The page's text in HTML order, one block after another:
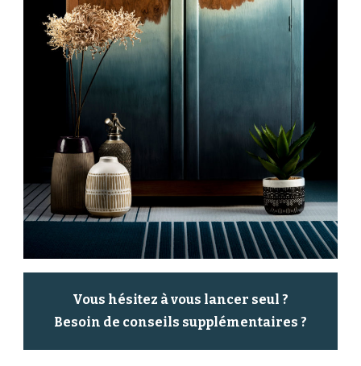
Vous hésitez à vous lancer seul ?
Besoin de conseils supplémentaires ?